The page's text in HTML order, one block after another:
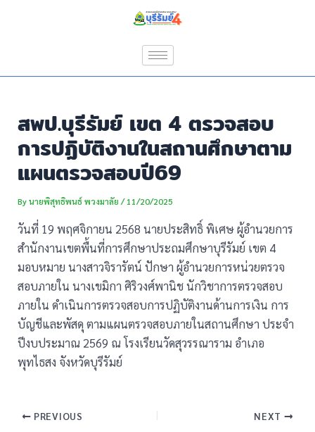
สพป.บุรีรัมย์ เขต 4 ตรวจสอบ
การปฏิบัติงานในสถานศึกษาตาม
แผนตรวจสอบปี69
Byนายพิสุทธิพนธ์ พวงมาลัย/11/20/2025
วันที่ 19 พฤศจิกายน 2568 นายประสิทธิ์ พิเศษ ผู้อำนวยการ
สำนักงานเขตพื้นที่การศึกษาประถมศึกษาบุรีรัมย์ เขต 4
มอบหมาย นางสาวจิรารัตน์ ปักษา ผู้อำนวยการหน่วยตรวจ
สอบภายใน นางเขมิกา ศิริวงศ์พานิช นักวิชาการตรวจสอบ
ภายใน ดำเนินการตรวจสอบการปฏิบัติงานด้านการเงิน การ
บัญชีและพัสดุ ตามแผนตรวจสอบภายในสถานศึกษา ประจำ
ปีงบประมาณ 2569 ณ โรงเรียนวัดสุวรรณาราม อำเภอ
พุทไธสง จังหวัดบุรีรัมย์
PREVIOUS NEXT